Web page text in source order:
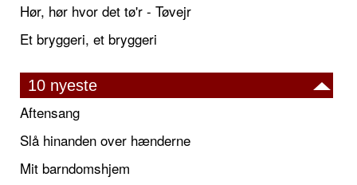
Hør, hør hvor det tø'r - Tøvejr
Et bryggeri, et bryggeri
10 nyeste
Aftensang
Slå hinanden over hænderne
Mit barndomshjem